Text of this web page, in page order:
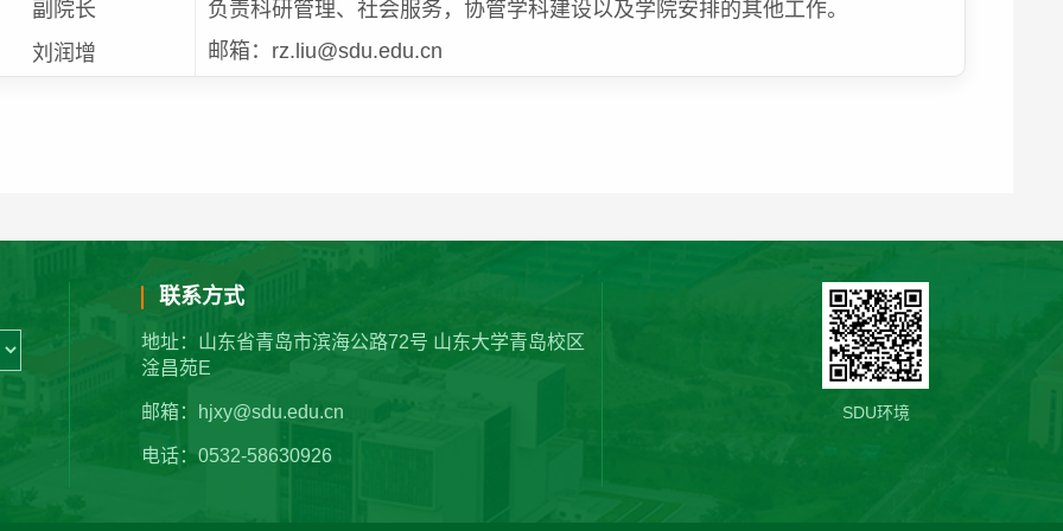
副院长
刘润增
负责科研管理、社会服务，协管学科建设以及学院安排的其他工作。
邮箱：rz.liu@sdu.edu.cn
联系方式
地址：山东省青岛市滨海公路72号 山东大学青岛校区
淦昌苑E
邮箱：hjxy@sdu.edu.cn
电话：0532-58630926
SDU环境